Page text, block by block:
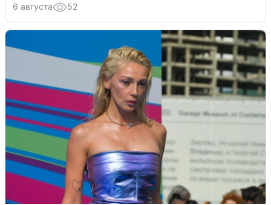
6 августа 52